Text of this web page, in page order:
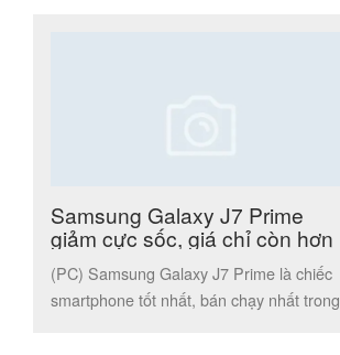
Samsung Galaxy J7 Prime
giảm cực sốc, giá chỉ còn hơn
5 triệu đồng
(PC) Samsung Galaxy J7 Prime là chiếc
smartphone tốt nhất, bán chạy nhất trong